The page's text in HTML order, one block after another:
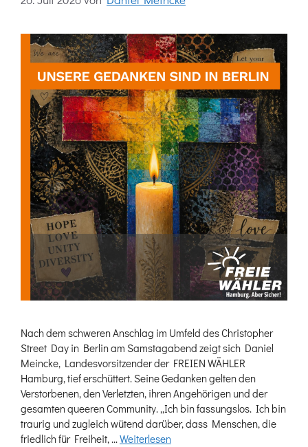
Nach dem schweren Anschlag im Umfeld des Christopher
Street Day in Berlin am Samstagabend zeigt sich Daniel
Meincke, Landesvorsitzender der FREIEN WÄHLER
Hamburg, tief erschüttert. Seine Gedanken gelten den
Verstorbenen, den Verletzten, ihren Angehörigen und der
gesamten queeren Community. „Ich bin fassungslos. Ich bin
traurig und zugleich wütend darüber, dass Menschen, die
friedlich für Freiheit, …Weiterlesen